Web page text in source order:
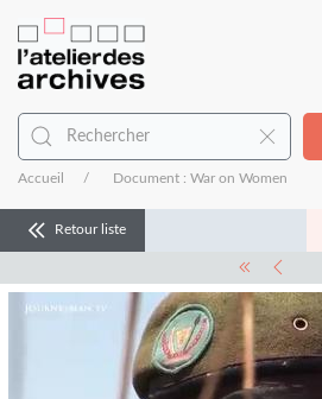
Accueil Document : War on Women
Retour liste